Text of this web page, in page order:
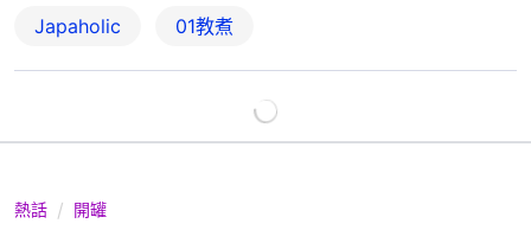
Japaholic 01教煮
熱話 開罐